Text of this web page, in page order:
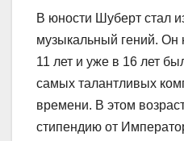
В юности Шуберт стал
музыкальный гений. Он
11 лет и уже в 16 лет
самых талантливых
времени. В этом
стипендию от